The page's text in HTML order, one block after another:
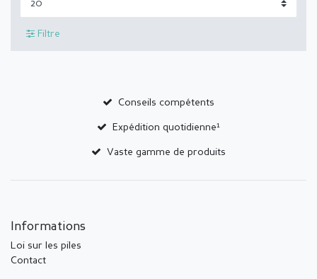
Filtre
Conseils compétents
Expédition quotidienne¹
Vaste gamme de produits
Informations
Loi sur les piles
Contact